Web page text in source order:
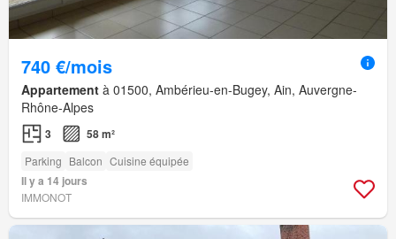
740 €/mois
Appartement à 01500, Ambérieu-en-Bugey, Ain, Auvergne-
Rhône-Alpes
3 58 m²
Parking Balcon Cuisine équipée
Il y a 14 jours
IMMONOT